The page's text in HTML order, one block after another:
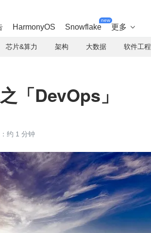
HarmonyOS Snowflake
new
更多 
芯片&算力 架构 大数据 软件工程
「DevOps」
约 1 分钟